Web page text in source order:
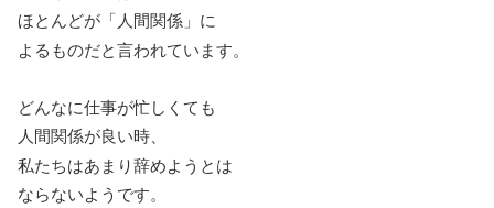
ほとんどが「人間関係」に
よるものだと言われています。
どんなに仕事が忙しくても
人間関係が良い時、
私たちはあまり辞めようとは
ならないようです。